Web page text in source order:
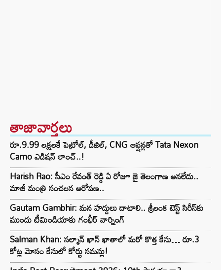
తాజావార్తలు
రూ.9.99 లక్షలకే పెట్రోల్, డీజిల్, CNG ఆప్షన్లతో Tata Nexon
Camo ఎడిషన్ లాంచ్..!
Harish Rao: సీఎం రేవంత్ రెడ్డి ఏ రోజూ జై తెలంగాణ అనలేదు..
మాజీ మంత్రి సంచలన ఆరోపణ..
Gautam Gambhir: మన హద్దులు దాటాలి.. శ్రీలంక టెస్ట్ సిరీస్‌కు
ముందు టీమిండియాకు గంభీర్ వార్నింగ్
Salman Khan: సల్మాన్ ఖాన్ ఖాతాలో మరో కొత్త కేసు… రూ.3
కోట్ల మోసం కేసులో కోర్టు సమన్లు!